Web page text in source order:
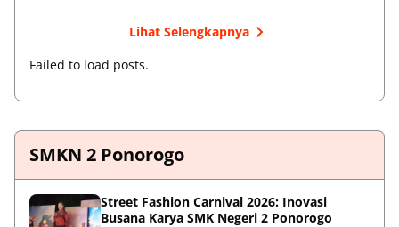
Lihat Selengkapnya
Failed to load posts.
SMKN 2 Ponorogo
Street Fashion Carnival 2026: Inovasi
Busana Karya SMK Negeri 2 Ponorogo